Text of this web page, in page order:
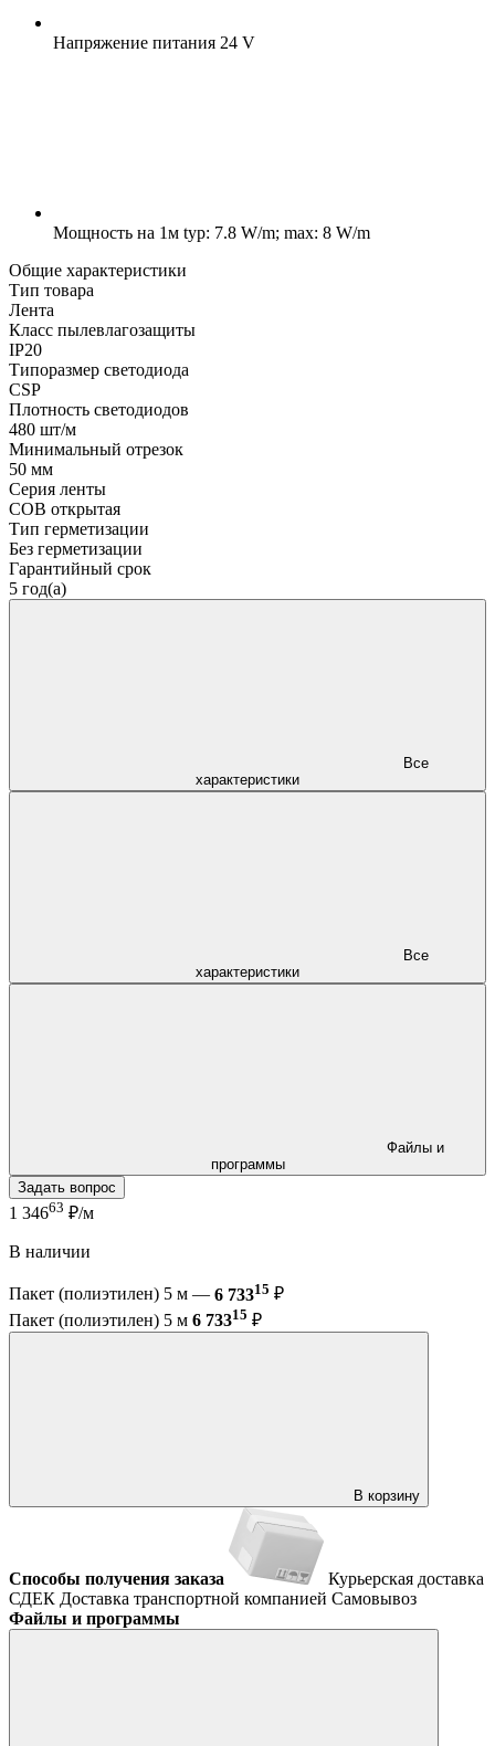
Напряжение питания 24 V
Мощность на 1м typ: 7.8 W/m; max: 8 W/m
Общие характеристики
Тип товара
Лента
Класс пылевлагозащиты
IP20
Типоразмер светодиода
CSP
Плотность светодиодов
480 шт/м
Минимальный отрезок
50 мм
Серия ленты
COB открытая
Тип герметизации
Без герметизации
Гарантийный срок
5 год(а)
характеристики
характеристики
программы
Задать вопрос
1 34663 ₽/м
В наличии
Пакет (полиэтилен) 5 м — 6 73315 ₽
Пакет (полиэтилен) 5 м 6 73315 ₽
В корзину
Способы получения заказа
Курьерская доставка
СДЕК Доставка транспортной компанией Самовывоз
Файлы и программы